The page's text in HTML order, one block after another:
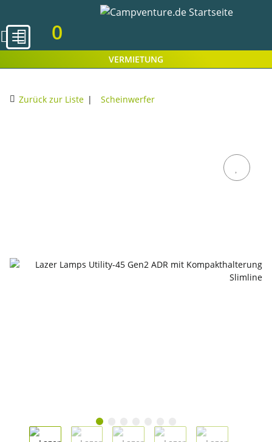
0
VERMIETUNG
Zurück zur Liste Scheinwerfer